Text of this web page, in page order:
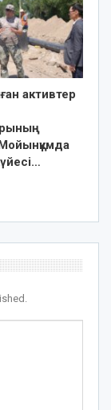
активтер
Мойынқұмда